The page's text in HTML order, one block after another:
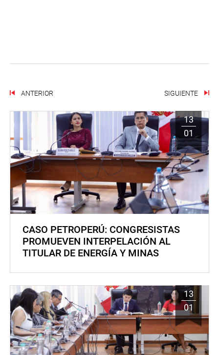
ANTERIOR SIGUIENTE
13
01
CASO PETROPERÚ: CONGRESISTAS
PROMUEVEN INTERPELACIÓN AL
TITULAR DE ENERGÍA Y MINAS
13
01